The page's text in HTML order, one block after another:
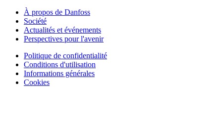
À propos de Danfoss
Société
Actualités et événements
Perspectives pour l'avenir
Politique de confidentialité
Conditions d'utilisation
Informations générales
Cookies